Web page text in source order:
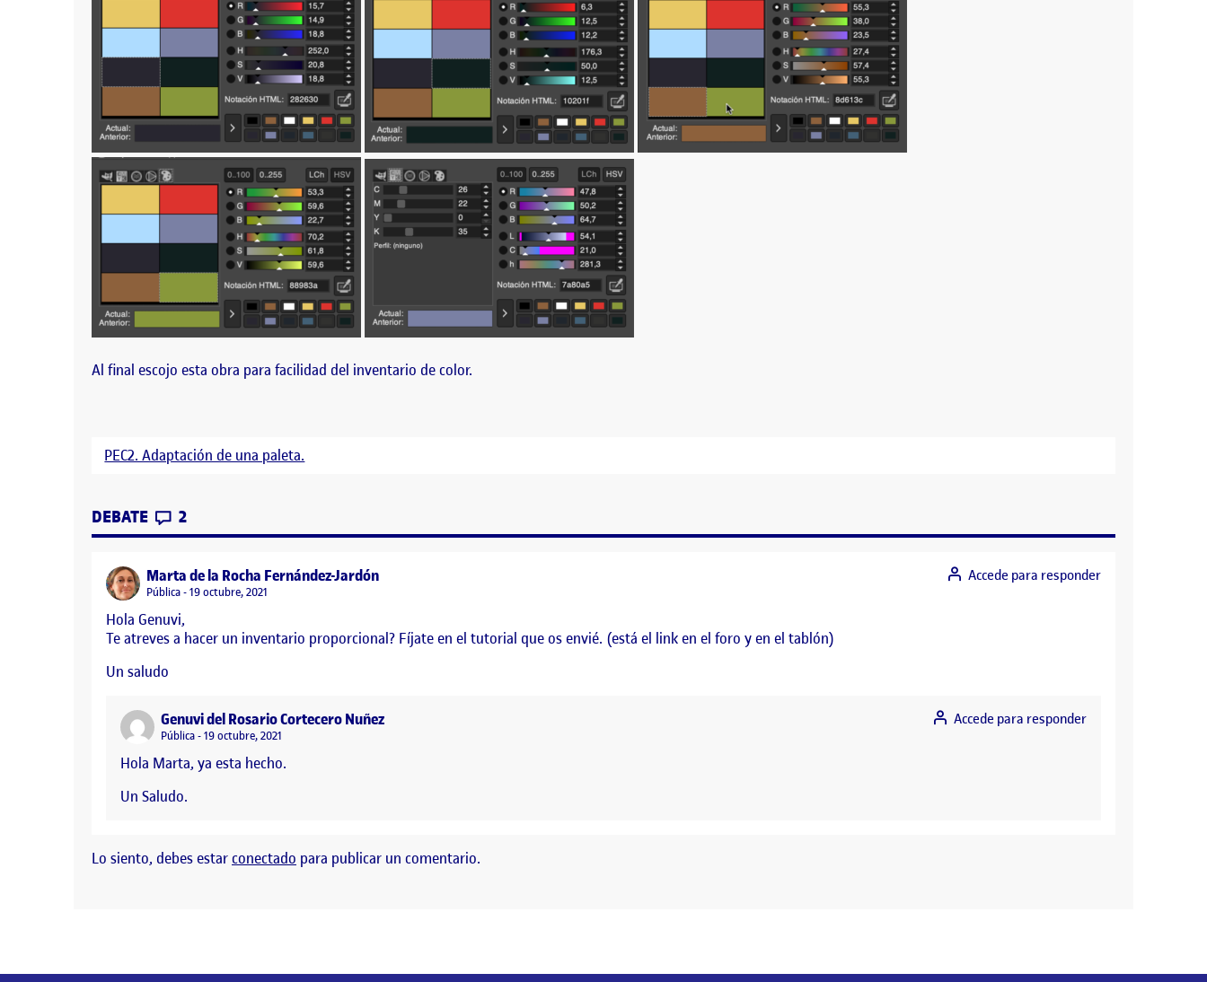
Al final escojo esta obra para facilidad del inventario de color.
PEC2. Adaptación de una paleta.
DEBATE CONTRIBUTIONS
2EN INVENTARIO DE COLOR DEFINITIVO CON ANOTACIONES DE RGB
Marta de la Rocha Fernández-Jardónsays:
Visibilidad:
Pública 19 octubre, 2021
Hola Genuvi,
Te atreves a hacer un inventario proporcional? Fíjate en el tutorial que os envié. (está el link en el foro y en el tablón)
Un saludo
Accede para responder
Genuvi del Rosario Cortecero Nuñezsays:
Visibilidad:
Pública 19 octubre, 2021
Hola Marta, ya esta hecho.
Un Saludo.
Accede para responder
Lo siento, debes estarconectado para publicar un comentario.